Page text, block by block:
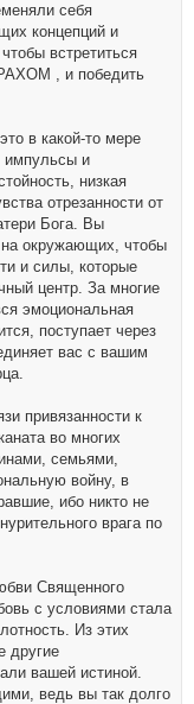
себя
концепций и
встретиться
, и победить
в какой-то мере
импульсы и
низкая
отрезанности от
Бога. Вы
на окружающих, чтобы
и силы, которые
центр. За многие
эмоциональная
поступает через
вас с вашим
привязанности к
во многих
семьями,
войну, в
ибо никто не
врага по
Священного
с условиями стала
Из этих
другие
вашей истиной.
ведь вы так долго